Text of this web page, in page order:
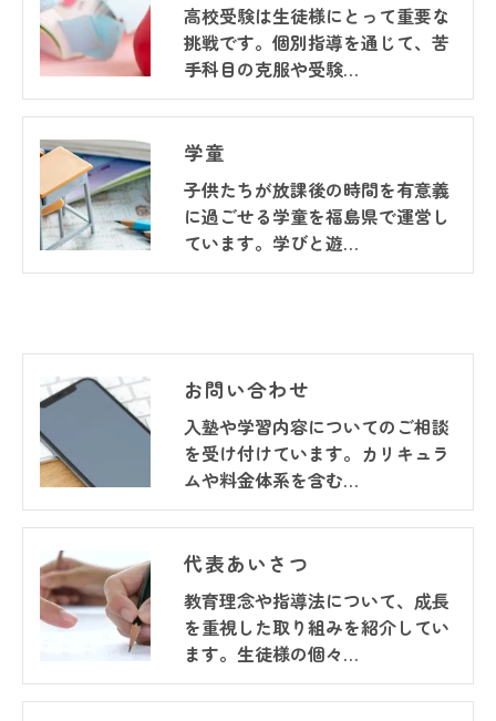
高校受験は生徒様にとって重要な
挑戦です。個別指導を通じて、苦
手科目の克服や受験…
学童
子供たちが放課後の時間を有意義
に過ごせる学童を福島県で運営し
ています。学びと遊…
お問い合わせ
入塾や学習内容についてのご相談
を受け付けています。カリキュラ
ムや料金体系を含む…
代表あいさつ
教育理念や指導法について、成長
を重視した取り組みを紹介してい
ます。生徒様の個々…